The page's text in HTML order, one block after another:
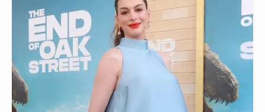
Беременная третьим ребёнком Энн
Хэтэуэй вышла в свет с обнажённым
животом
11